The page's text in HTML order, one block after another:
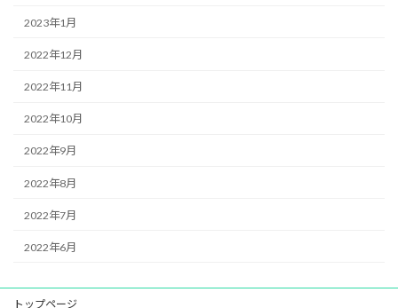
2023年1月
2022年12月
2022年11月
2022年10月
2022年9月
2022年8月
2022年7月
2022年6月
トップページ